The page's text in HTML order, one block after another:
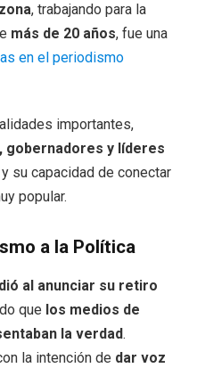
, trabajando para la
más de 20 años, fue una
en el periodismo
importantes,
gobernadores y líderes
su capacidad de conectar
popular.
a la Política
al anunciar su retiro
que los medios de
la verdad.
la intención de dar voz